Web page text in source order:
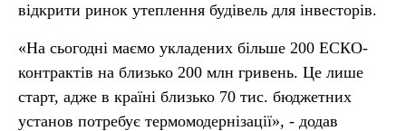
відкрити ринок утеплення будівель для інвесторів.
«На сьогодні маємо укладених більше 200 ЕСКО-
контрактів на близько 200 млн гривень. Це лише
старт, адже в країні близько 70 тис. бюджетних
установ потребує термомодернізації», - додав